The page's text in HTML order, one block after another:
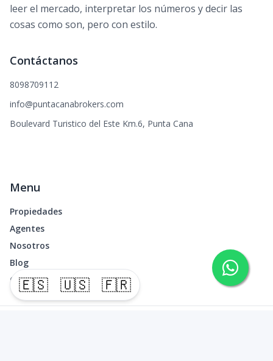
🇪🇸 🇺🇸 🇫🇷
leer el mercado, interpretar los números y decir las
cosas como son, pero con estilo.
Contáctanos
8098709112
info@puntacanabrokers.com
Boulevard Turistico del Este Km.6, Punta Cana
Menu
Propiedades
Agentes
Nosotros
Blog
Contacto